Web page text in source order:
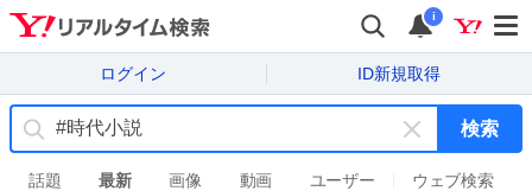
i
ログイン ID新規取得
キ
ー
検索
話題 最新 画像 動画 ユーザー ウェブ検索